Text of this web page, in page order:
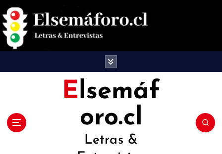
a
Elsemáf
oro.cl
Letras &